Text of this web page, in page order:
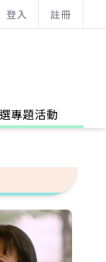
登入 註冊
專題活動